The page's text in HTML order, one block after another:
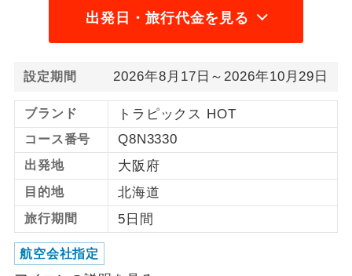
出発日・旅行代金を見る
設定期間 2026年8月17日～2026年10月29日
ブランド トラピックス HOT
コース番号 Q8N3330
出発地 大阪府
目的地 北海道
旅行期間 5日間
航空会社指定
おひとり様参
おひとり様限定でご参加いただけるコー
スです。
金
コースです。
ご夫婦限定
ご夫婦限定でご参加いただけるコースで
す。
女性限定
女性限定でご参加いただけるコースで
す。
年齢制限あり
ご参加にあたり年齢に制限があるコース
です。
航空会社指定